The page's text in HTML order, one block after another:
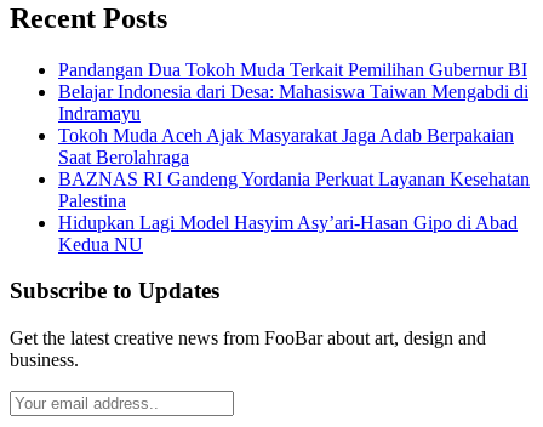
Recent Posts
Pandangan Dua Tokoh Muda Terkait Pemilihan Gubernur BI
Belajar Indonesia dari Desa: Mahasiswa Taiwan Mengabdi di
Indramayu
Tokoh Muda Aceh Ajak Masyarakat Jaga Adab Berpakaian
Saat Berolahraga
BAZNAS RI Gandeng Yordania Perkuat Layanan Kesehatan
Palestina
Hidupkan Lagi Model Hasyim Asy’ari-Hasan Gipo di Abad
Kedua NU
Subscribe to Updates
Get the latest creative news from FooBar about art, design and
business.